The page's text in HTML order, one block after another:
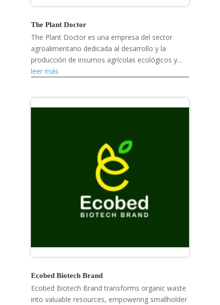
The Plant Doctor
The Plant Doctor es una empresa del sector
agroalimentario dedicada al desarrollo y la
producción de insumos agrícolas ecológicos y
soluciones para la salud vegetal.
leer más
Ecobed Biotech Brand
Ecobed Biotech Brand transforms organic waste
into valuable resources, empowering smallholder